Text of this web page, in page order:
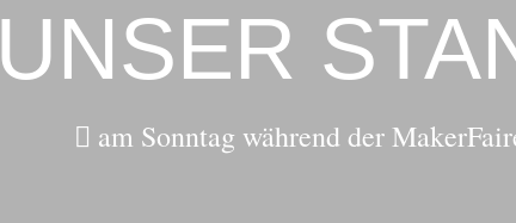
UNSER
am Sonntag während der